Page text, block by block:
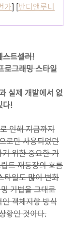
가] [반디앤루니
스트셀러!
로그래밍 스타일
실제 개발에서 없
다!
인해 지금까지
로만 사용되었던
위한 중요한 기
트 재등장의 흐름
타일도 많이 변화
기법을 그대로
객체지향 방식
황인 것이다.